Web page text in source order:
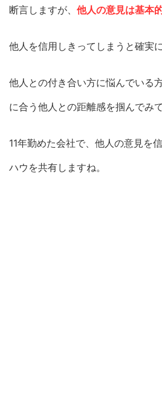
断言しますが、 他人の意見は基本
他人を信用しきってしまうと確実
他人との付き合い方に悩んでいる
に合う他人との距離感を掴んでみて
11年勤めた会社で、他人の意見を
ハウを共有しますね。